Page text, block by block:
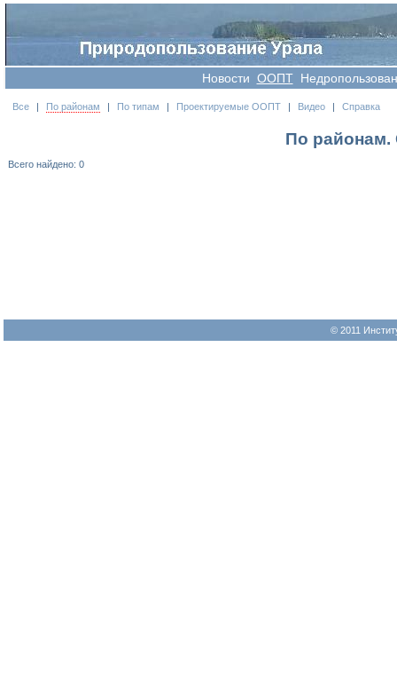
Новости OOПT
Все | По районам | По типам | Проектируемые ООПТ | Видео | Справка
По районам.
Всего найдено: 0
© 2011